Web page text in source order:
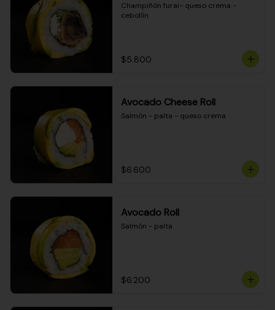
Champiñón furai- queso crema -
cebollín
$5.800
Avocado Cheese Roll
Salmón - palta - queso crema
$6.600
Avocado Roll
Salmón - palta
$6.200